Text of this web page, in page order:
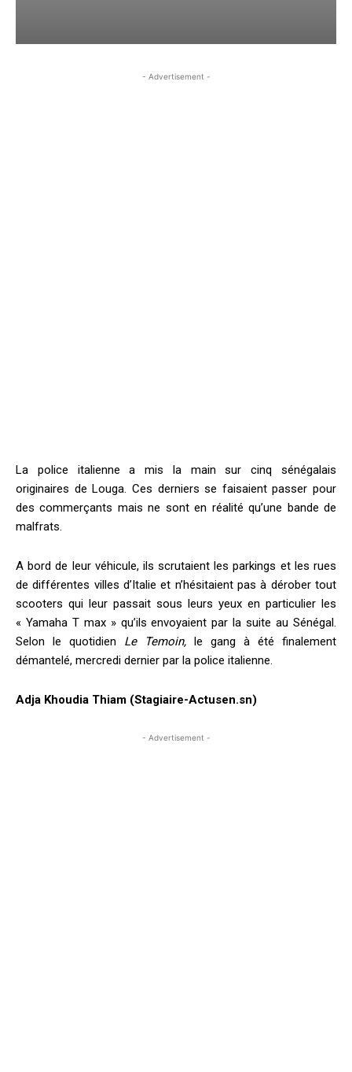
- Advertisement -
La police italienne a mis la main sur cinq sénégalais
originaires de Louga. Ces derniers se faisaient passer pour
des commerçants mais ne sont en réalité qu’une bande de
malfrats.
A bord de leur véhicule, ils scrutaient les parkings et les rues
de différentes villes d’Italie et n’hésitaient pas à dérober tout
scooters qui leur passait sous leurs yeux en particulier les
« Yamaha T max » qu’ils envoyaient par la suite au Sénégal.
Selon le quotidien Le Temoin, le gang à été finalement
démantelé, mercredi dernier par la police italienne.
Adja Khoudia Thiam (Stagiaire-Actusen.sn)
- Advertisement -